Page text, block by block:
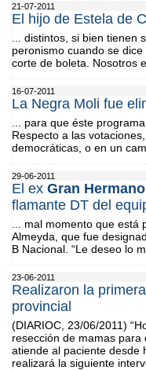
21-07-2011
El hijo de Estela de
... distintos, si bien tienen
peronismo cuando se
corte de boleta. Nosotros
16-07-2011
La Negra Moli fue
... para que éste
Respecto a las
democráticas, o en un
29-06-2011
El ex Gran Hermano
flamante DT del
... mal momento que
Almeyda, que fue
B Nacional. “Le deseo lo
23-06-2011
Realizaron la
provincial
(DIARIOC, 23/06/2011)
resección de mamas para
atiende al paciente desde
realizará la siguiente